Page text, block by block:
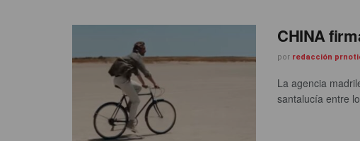
CHINA
por redacción
La agencia
santalucía entre